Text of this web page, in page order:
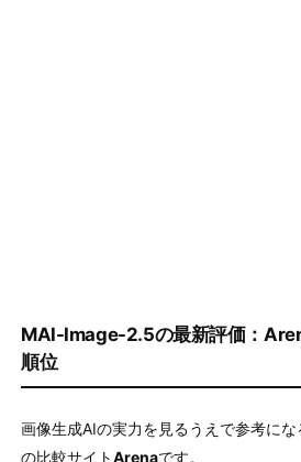
MAI-Image-2.5の最新評価：
順位
画像生成AIの実力を見るうえで参考に
の比較サイトArenaです。